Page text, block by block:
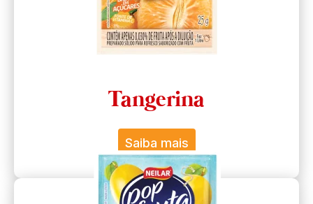
Tangerina
Saiba mais